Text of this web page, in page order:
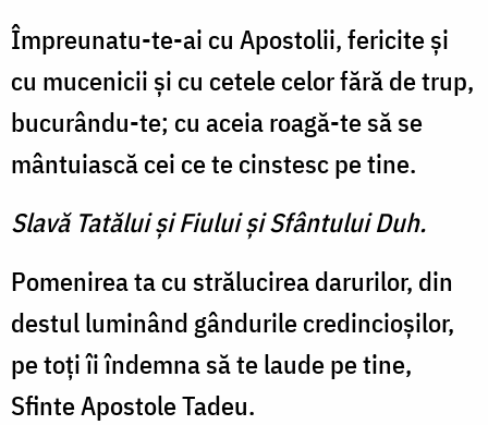
Împreunatu-te-ai cu Apostolii, fericite şi
cu mucenicii şi cu cetele celor fără de trup,
bucurându-te; cu aceia roagă-te să se
mântuiască cei ce te cinstesc pe tine.
Slavă Tatălui şi Fiului şi Sfântului Duh.
Pomenirea ta cu strălucirea darurilor, din
destul luminând gândurile credincioşilor,
pe toţi îi îndemna să te laude pe tine,
Sfinte Apostole Tadeu.